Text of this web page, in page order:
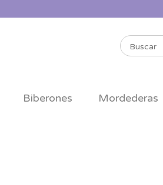
Buscar
Biberones Mordederas